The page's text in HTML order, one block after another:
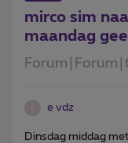
mirco sim
maandag
e vdz
Dinsdag middag